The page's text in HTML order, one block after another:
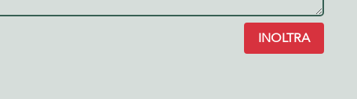
INOLTRA